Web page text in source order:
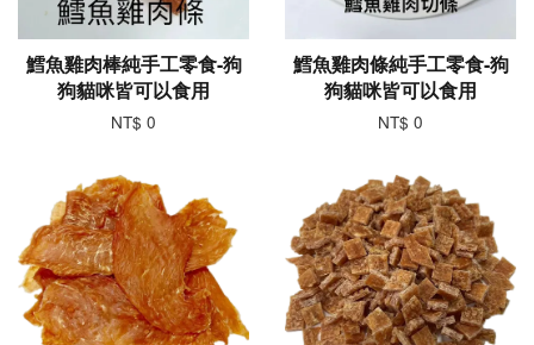
鱈魚雞肉棒純手工零食-狗
狗貓咪皆可以食用
NT$ 0
鱈魚雞肉條純手工零食-狗
狗貓咪皆可以食用
NT$ 0